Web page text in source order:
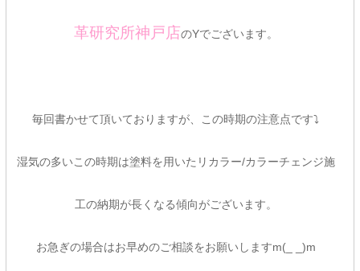
革研究所神戸店のYでございます。
毎回書かせて頂いておりますが、この時期の注意点です⤵
湿気の多いこの時期は塗料を用いたリカラー/カラーチェンジ施
工の納期が長くなる傾向がございます。
お急ぎの場合はお早めのご相談をお願いしますm(_ _)m